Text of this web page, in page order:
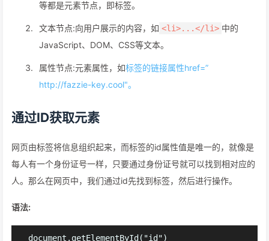
等都是元素节点，即标签。
文本节点:向用户展示的内容，如 <li>...</li> 中的
JavaScript、DOM、CSS等文本。
属性节点:元素属性，如标签的链接属性href=”
http://fazzie-key.cool"。
通过ID获取元素
网页由标签将信息组织起来，而标签的id属性值是唯一的，就像是
每人有一个身份证号一样，只要通过身份证号就可以找到相对应的
人。那么在网页中，我们通过id先找到标签，然后进行操作。
语法: